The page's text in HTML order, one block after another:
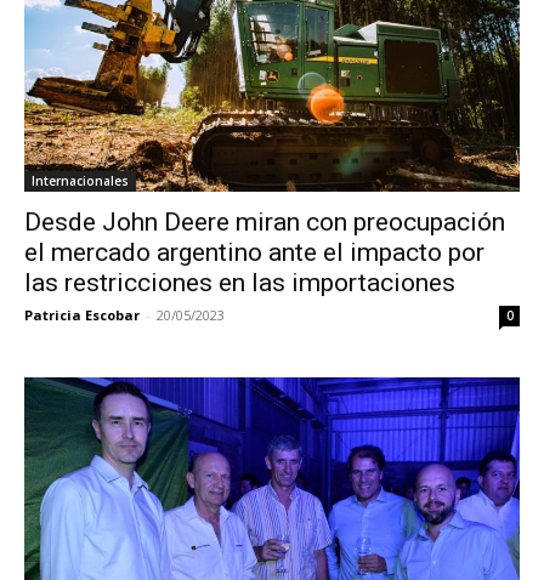
Internacionales
Desde John Deere miran con preocupación
el mercado argentino ante el impacto por
las restricciones en las importaciones
Patricia Escobar - 20/05/2023 0